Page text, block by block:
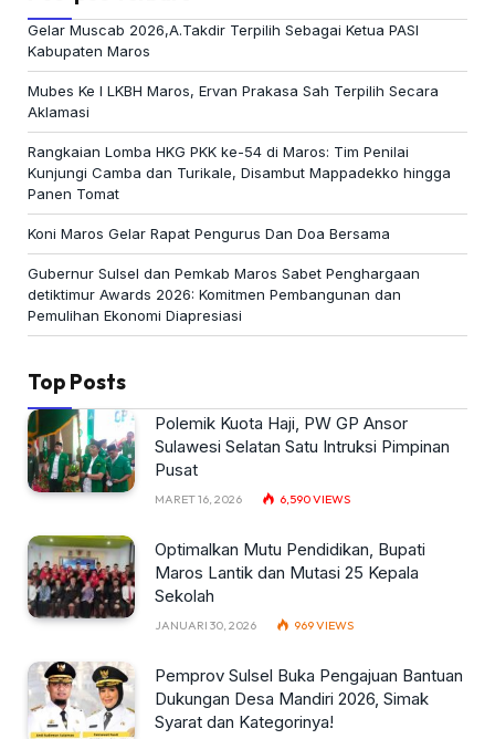
Gelar Muscab 2026,A.Takdir Terpilih Sebagai Ketua PASI
Kabupaten Maros
Mubes Ke I LKBH Maros, Ervan Prakasa Sah Terpilih Secara
Aklamasi
Rangkaian Lomba HKG PKK ke-54 di Maros: Tim Penilai
Kunjungi Camba dan Turikale, Disambut Mappadekko hingga
Panen Tomat
Koni Maros Gelar Rapat Pengurus Dan Doa Bersama
Gubernur Sulsel dan Pemkab Maros Sabet Penghargaan
detiktimur Awards 2026: Komitmen Pembangunan dan
Pemulihan Ekonomi Diapresiasi
Top Posts
Polemik Kuota Haji, PW GP Ansor
Sulawesi Selatan Satu Intruksi Pimpinan
Pusat
MARET 16, 2026 6,590VIEWS
Optimalkan Mutu Pendidikan, Bupati
Maros Lantik dan Mutasi 25 Kepala
Sekolah
JANUARI 30, 2026 969VIEWS
Pemprov Sulsel Buka Pengajuan Bantuan
Dukungan Desa Mandiri 2026, Simak
Syarat dan Kategorinya!